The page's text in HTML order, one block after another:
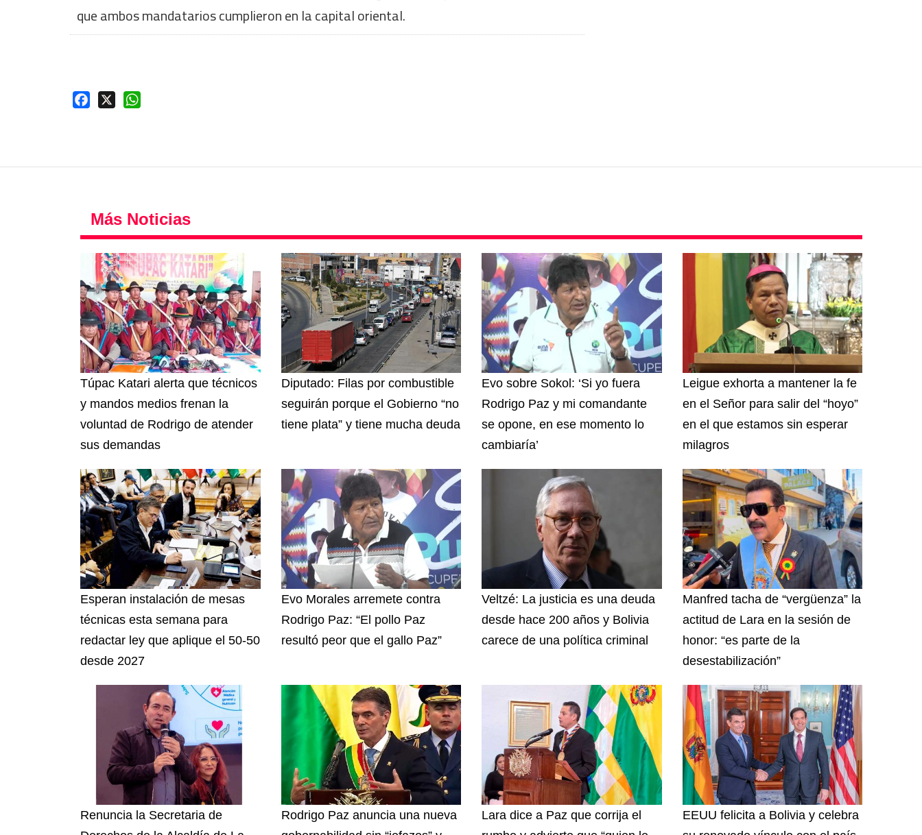
que ambos mandatarios cumplieron en la capital oriental.
Facebook
Más Noticias
Túpac Katari alerta que técnicos
y mandos medios frenan la
voluntad de Rodrigo de atender
sus demandas
Diputado: Filas por combustible
seguirán porque el Gobierno “no
tiene plata” y tiene mucha deuda
Evo sobre Sokol: ‘Si yo fuera
Rodrigo Paz y mi comandante
se opone, en ese momento lo
cambiaría’
Leigue exhorta a mantener la fe
en el Señor para salir del “hoyo”
en el que estamos sin esperar
milagros
Esperan instalación de mesas
técnicas esta semana para
redactar ley que aplique el 50-50
desde 2027
Evo Morales arremete contra
Rodrigo Paz: “El pollo Paz
resultó peor que el gallo Paz”
Veltzé: La justicia es una deuda
desde hace 200 años y Bolivia
carece de una política criminal
Manfred tacha de “vergüenza” la
actitud de Lara en la sesión de
honor: “es parte de la
desestabilización”
Renuncia la Secretaria de
Rodrigo Paz anuncia una nueva
Lara dice a Paz que corrija el
EEUU felicita a Bolivia y celebra